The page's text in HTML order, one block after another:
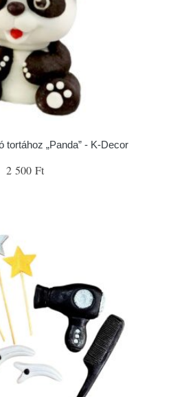
tortához „Panda” - K-Decor
2 500 Ft